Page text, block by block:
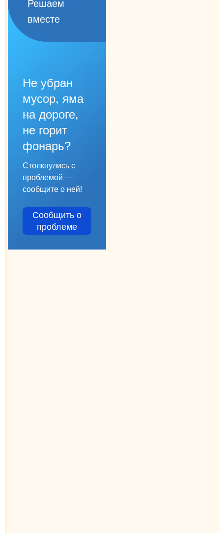
Решаем
вместе
Не убран
мусор, яма
на дороге,
не горит
фонарь?
Столкнулись с
проблемой —
сообщите о ней!
Сообщить о
проблеме